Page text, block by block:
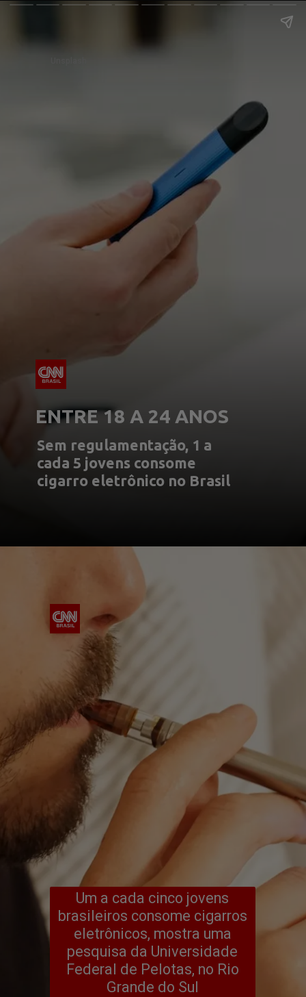
ENTRE 18 A 24 ANOS
Sem regulamentação, 1 a
cada 5 jovens consome
cigarro eletrônico no Brasil
Um a cada cinco jovens
brasileiros consome cigarros
eletrônicos, mostra uma
pesquisa da Universidade
Federal de Pelotas, no Rio
Grande do Sul